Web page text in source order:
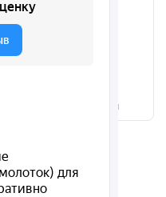
ортодонтические
Москвы — Яндекс.Карты